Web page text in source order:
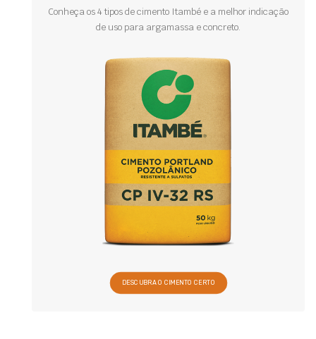
Conheça os 4 tipos de cimento Itambé e a melhor indicação
de uso para argamassa e concreto.
DESCUBRA O CIMENTO CERTO